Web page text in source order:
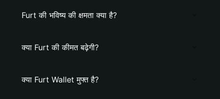
Furt की भविष्य की क्षमता क्या है?
क्या Furt की कीमत बढ़ेगी?
क्या Furt Wallet मुफ्त है?